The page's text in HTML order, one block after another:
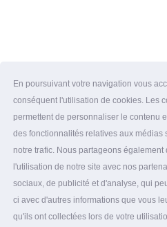
En poursuivant votre navigation vous
conséquent l'utilisation de cookies. Les
permettent de personnaliser le contenu
des fonctionnalités relatives aux médias
notre trafic. Nous partageons également
l'utilisation de notre site avec nos
sociaux, de publicité et d'analyse, qui
ci avec d'autres informations que vous
qu'ils ont collectées lors de votre